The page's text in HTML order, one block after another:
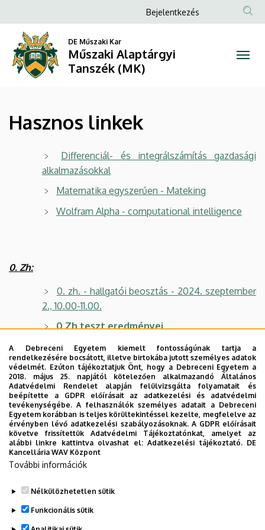
linkek
Műszaki
Alaptárgyi
Tanszék
a
tartalomra
Anonim
fiók
menüje
Bejelentkezés
DE Műszaki Kar
Műszaki Alaptárgyi
Tanszék (MK)
Hasznos linkek
Differenciál- és integrálszámítás gazdasági
alkalmazásokkal
Matematika egyszerűen - Mateking
Wolfram Alpha - computational intelligence
0. Zh:
0. zh. - hallgatói beosztás - 2024. szeptember
2., 10.00-11.00.
0.Zh teszt eredményei
Bevezető Matematika:
Bevezető matematika - hallgatói beosztás -
2024. szeptember
Bevezető matematika - hallgatói beosztás
- 2024. október
Tematika
Legutóbbi frissítés: 2024. 11. 26. 20:03
A Debreceni Egyetem kiemelt fontosságúnak tartja a
rendelkezésére bocsátott, illetve birtokába jutott személyes adatok
védelmét. Ezúton tájékoztatjuk Önt, hogy a Debreceni Egyetem a
2018. május 25. napjától kötelezően alkalmazandó Általános
Adatvédelmi Rendelet alapján felülvizsgálta folyamatait és
beépítette a GDPR előírásait az adatkezelési és adatvédelmi
tevékenységébe. A felhasználók személyes adatait a Debreceni
Egyetem korábban is teljes körültekintéssel kezelte, megfelelve az
érvényben lévő adatkezelési szabályozásoknak. A GDPR előírásait
követve frissítettük Adatvédelmi Tájékoztatónkat, amelyet az
alábbi linkre kattintva olvashat el:Adatkezelési tájékoztató. DE
Kancellária WAV Központ
További információk
Nélkülözhetetlen sütik
Funkcionális sütik